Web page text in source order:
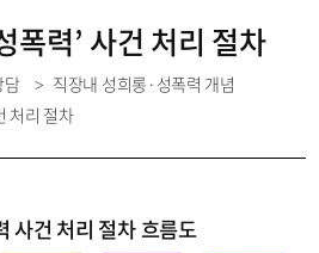
폭력’ 사건 처리 절차
담
직장내 성희롱·성폭력 개념
처리 절차
사건 처리 절차 흐름도